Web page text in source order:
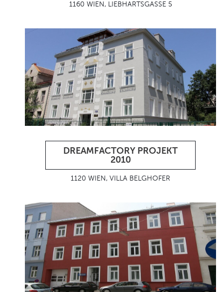
1160 WIEN, LIEBHARTSGASSE 5
DREAMFACTORY PROJEKT
2010
1120 WIEN, VILLA BELGHOFER